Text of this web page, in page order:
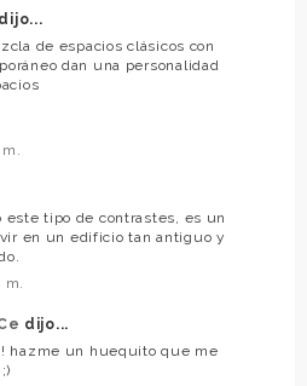
dijo...
de espacios clásicos con
dan una personalidad
este tipo de contrastes, es un
en un edificio tan antiguo y
dijo...
hazme un huequito que me